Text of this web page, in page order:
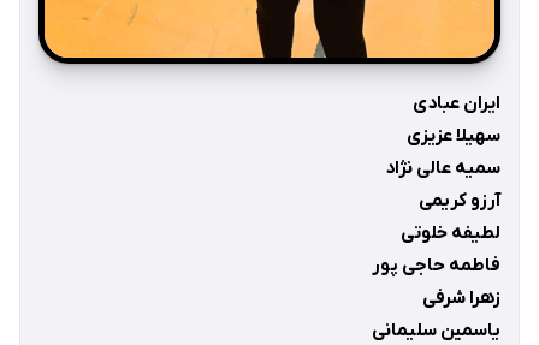
ایران عبادی
سهیلا عزیزی
سمیه عالی نژاد
آرزو کریمی
لطیفه خلوتی
فاطمه حاجی پور
زهرا شرفی
یاسمین سلیمانی